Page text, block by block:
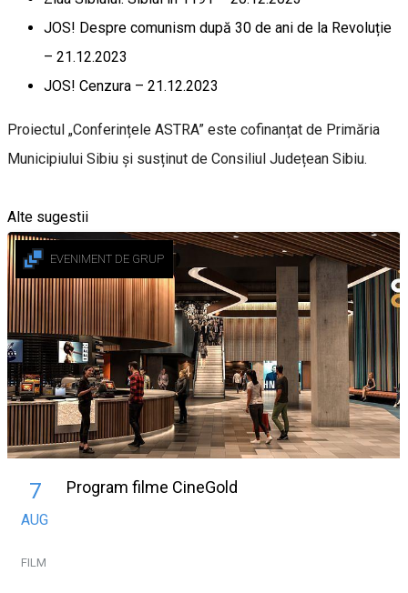
JOS! Despre comunism după 30 de ani de la Revoluție
– 21.12.2023
JOS! Cenzura – 21.12.2023
Proiectul „Conferințele ASTRA” este cofinanțat de Primăria
Municipiului Sibiu și susținut de Consiliul Județean Sibiu.
Alte sugestii
EVENIMENT DE GRUP
7
AUG
Program filme CineGold
FILM